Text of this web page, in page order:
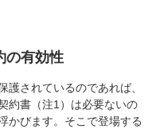
の有効性
護されているのであれば、
約書（注1）は必要ないの
かびます。そこで登場する